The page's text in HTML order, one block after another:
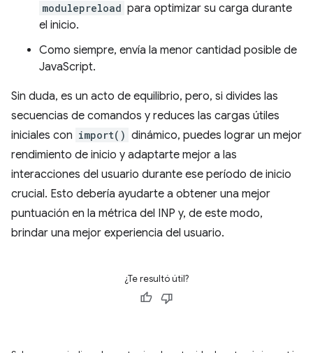
modulepreload para optimizar su carga durante
el inicio.
Como siempre, envía la menor cantidad posible de
JavaScript.
Sin duda, es un acto de equilibrio, pero, si divides las
secuencias de comandos y reduces las cargas útiles
iniciales con import() dinámico, puedes lograr un mejor
rendimiento de inicio y adaptarte mejor a las
interacciones del usuario durante ese período de inicio
crucial. Esto debería ayudarte a obtener una mejor
puntuación en la métrica del INP y, de este modo,
brindar una mejor experiencia del usuario.
¿Te resultó útil?